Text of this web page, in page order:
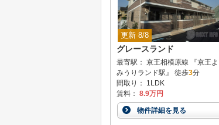
更新 8/8
グレースランド
最寄駅： 京王相模原線 『京王よ
みうりランド駅』 徒歩3分
間取り： 1LDK
賃料： 8.9万円
物件詳細を見る